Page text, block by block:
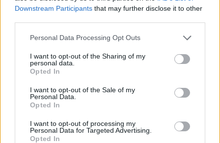
Downstream Participants that may further disclose it to other
Personal Data Processing Opt Outs
I want to opt-out of the Sharing of my
personal data.
Opted In
I want to opt-out of the Sale of my
Personal Data.
Opted In
I want to opt-out of processing my
Personal Data for Targeted Advertising.
Opted In
Leggi anche:
Festa del Lard d’Arnad DOP: gusto e tradizione